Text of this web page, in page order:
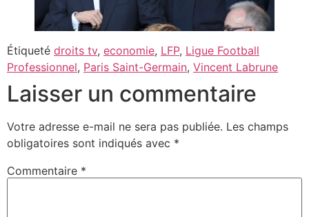
Étiqueté droits tv, economie, LFP, Ligue Football
Professionnel, Paris Saint-Germain, Vincent Labrune
Laisser un commentaire
Votre adresse e-mail ne sera pas publiée. Les champs
obligatoires sont indiqués avec *
Commentaire *